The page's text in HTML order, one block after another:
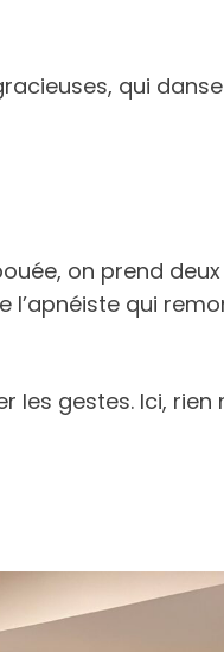
qui
on prend
l’apnéiste qui
gestes. Ici, rien